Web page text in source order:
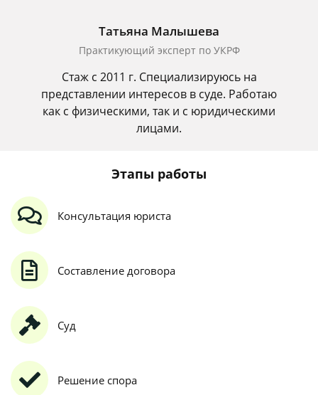
Татьяна Малышева
Практикующий эксперт по УКРФ
Стаж с 2011 г. Специализируюсь на
представлении интересов в суде. Работаю
как с физическими, так и с юридическими
лицами.
Этапы работы
Консультация юриста
Составление договора
Суд
Решение спора